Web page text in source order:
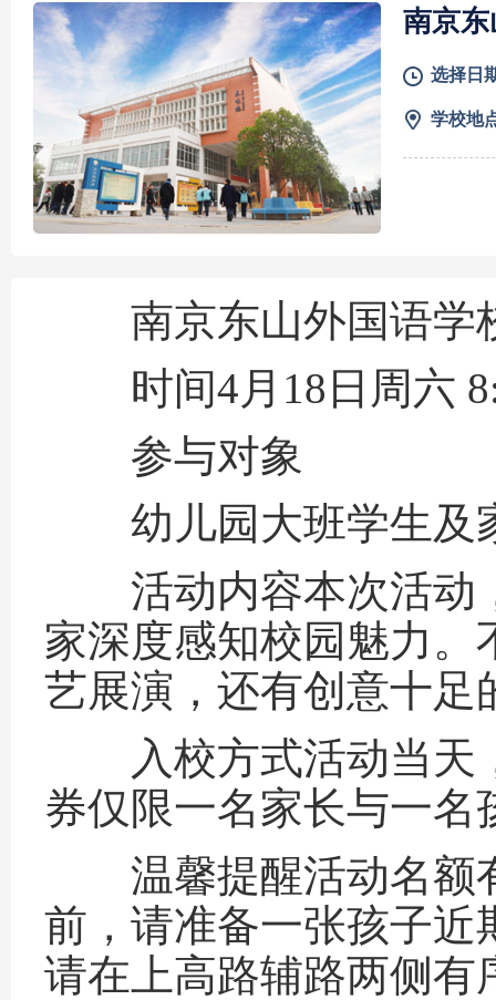
南京
选择日
学校地
南京东山外国语学
时间4月18日周六
参与对象
幼儿园大班学生及
活动内容本次活动
家深度感知校园魅力
艺展演，还有创意十
入校方式活动当天
券仅限一名家长与一名
温馨提醒活动名额
前，请准备一张孩子近
请在上高路辅路两侧有